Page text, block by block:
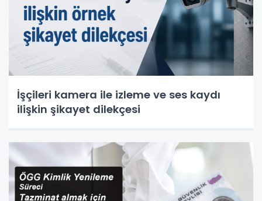
İşçileri kamera ile izleme ve ses kaydı
ilişkin şikayet dilekçesi